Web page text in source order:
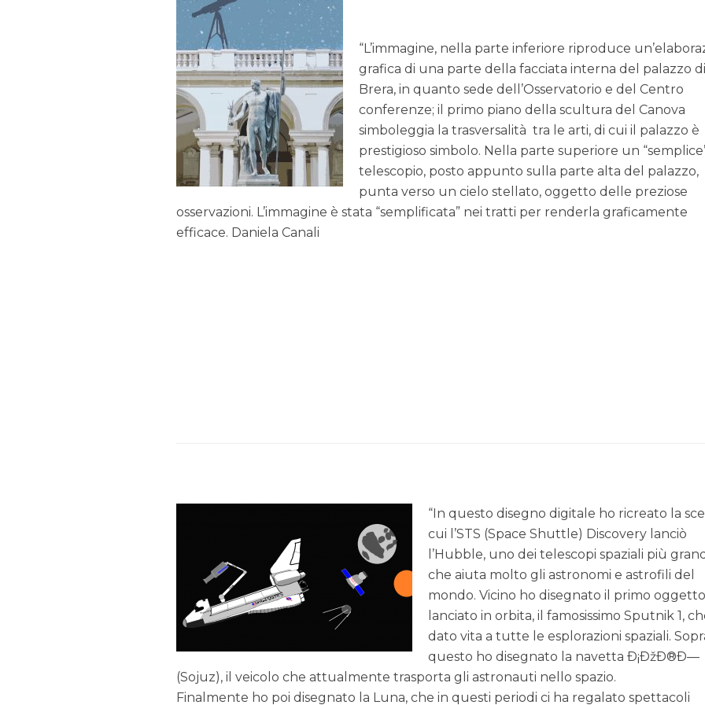
“L’immagine, nella parte inferiore riproduce
grafica di una parte della facciata interna del palazzo di
Brera, in quanto sede dell’Osservatorio e del Centro
conferenze; il primo piano della scultura del Canova
simboleggia la trasversalità tra le arti, di cui il palazzo è
prestigioso simbolo. Nella parte superiore un
telescopio, posto appunto sulla parte alta del palazzo,
punta verso un cielo stellato, oggetto delle preziose
osservazioni. L’immagine è stata “semplificata” nei tratti per renderla graficamente
efficace. Daniela Canali
“In questo disegno digitale ho ricreato la
cui l’STS (Space Shuttle) Discovery lanciò
l’Hubble, uno dei telescopi spaziali più
che aiuta molto gli astronomi e astrofili del
mondo. Vicino ho disegnato il primo oggetto
lanciato in orbita, il famosissimo Sputnik 1,
dato vita a tutte le esplorazioni spaziali.
questo ho disegnato la navetta Ð¡ÐžÐ®Ð—
(Sojuz), il veicolo che attualmente trasporta gli astronauti nello spazio.
Finalmente ho poi disegnato la Luna, che in questi periodi ci ha regalato spettacoli